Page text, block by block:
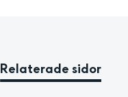
Relaterade sidor